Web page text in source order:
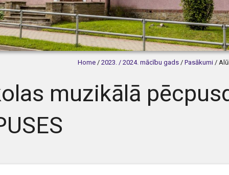
Home / 2023. / 2024. mācību gads / Pasākumi /
muzikālā